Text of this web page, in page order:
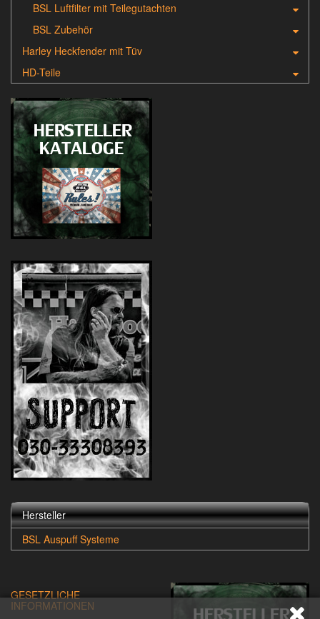
BSL Luftfilter mit Teilegutachten
BSL Zubehör
Harley Heckfender mit Tüv
HD-Teile
Hersteller
BSL Auspuff Systeme
GESETZLICHE
INFORMATIONEN